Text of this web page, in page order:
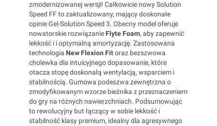
zmodernizowanej wersji! Całkowicie nowy Solution
Speed FF to zaktualizowany, mający doskonałe
opinie Gel-Solution Speed 3. Obecny model oferuje
nowatorskie rozwiązanie Flyte Foam, aby zapewnić
lekkość i i optymalną amortyzację. Zastosowana
technologia New Flexion Fitoraz bezszwowa
cholewka dla intuicyjnego dopasowanie, które
otacza stopę doskonałą wentylacją, wsparciem i
stabilnością. Gumowa podeszwa zewnętrzna o
zmodyfikowanym wzorze bieżnika z przeznaczeniem
do gry na różnych nawierzchniach. Podsumowując
to rewolucyjny but łączący w sobie lekkość i
stabilność klasy premium, idealny dla agresywnego